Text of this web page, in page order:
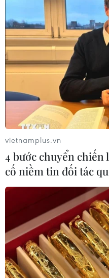
Việt Nam có đầy
sở pháp lý để
Việt Nam đối với
09/01/2026 09:12
Người Phát ngôn Bộ
có đầy đủ chứng cứ lịch
định chủ quyền của Việt
Sa phù hợp với luật pháp
vietnamplus.vn
4 bước chuyển chiến
cố niềm tin đối tác